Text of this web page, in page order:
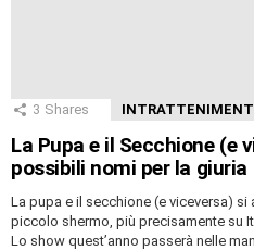
3 Shares
La Pupa e il Secchione (e
possibili nomi per la giuria
La pupa e il secchione (e viceversa)
piccolo shermo, più precisamente su
Lo show quest’anno passerà nelle